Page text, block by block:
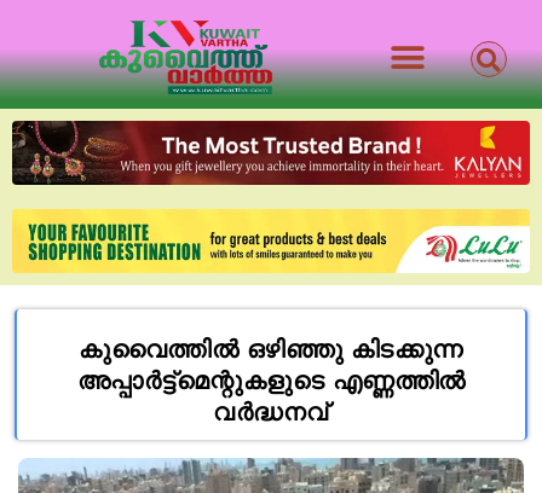
കുവൈത്തിൽ ഒഴിഞ്ഞു കിടക്കുന്ന
അപ്പാർട്ട്മെന്റുകളുടെ എണ്ണത്തിൽ
വർദ്ധനവ്‌